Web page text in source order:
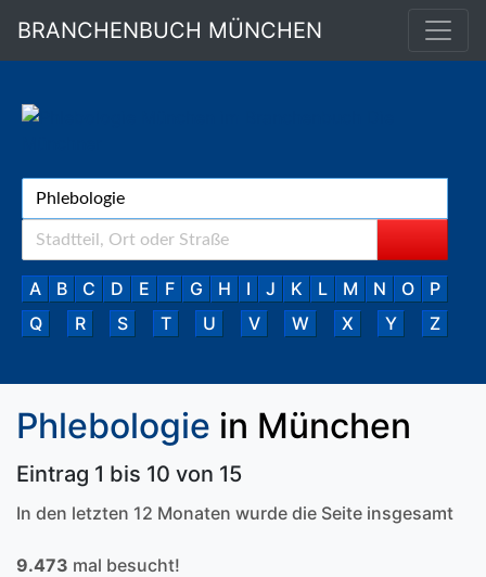
BRANCHENBUCH MÜNCHEN
A B C D E F G H I J K L M N O
P
Q
R S T U V W X Y Z
Phlebologie in München
Eintrag 1 bis 10 von 15
In den letzten 12 Monaten wurde die Seite insgesamt
9.473 mal besucht!